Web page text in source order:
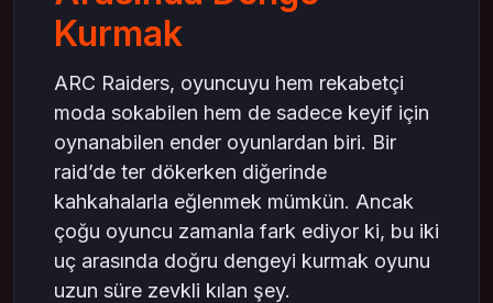
card – steam hediye karti Entegre Şekilde)
(steam İçin Doğal, hediye karti satin al
Süreciyle Uyumlu)
Takım İçi İletişim: Try Hard ve Keyif Modlarını
Karıştırmadan Yönetmenin Anahtarı (steam –
steam hediye karti ile Paralel)
Sağlıklı İletişim Alışkanlıkları
Sonuç: ARC Raiders’ta Kalıcı Olmanın Sırrı
Dengeyi Bulmak
Kurmak
ARC Raiders, oyuncuyu hem rekabetçi
moda sokabilen hem de sadece keyif için
oynanabilen ender oyunlardan biri. Bir
raid’de ter dökerken diğerinde
kahkahalarla eğlenmek mümkün. Ancak
çoğu oyuncu zamanla fark ediyor ki, bu iki
uç arasında doğru dengeyi kurmak oyunu
uzun süre zevkli kılan şey.